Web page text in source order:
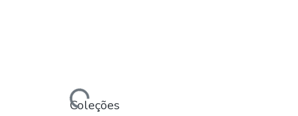
Carregando...Coleções